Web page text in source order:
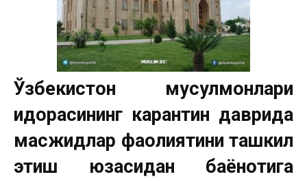
Ўзбекистон мусулмонлари
идорасининг карантин даврида
масжидлар фаолиятини ташкил
этиш юзасидан баёнотига